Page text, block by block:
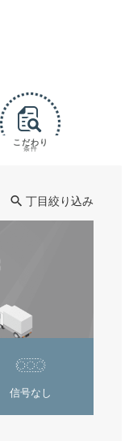
こだわり
条件
丁目絞り込み
信号なし